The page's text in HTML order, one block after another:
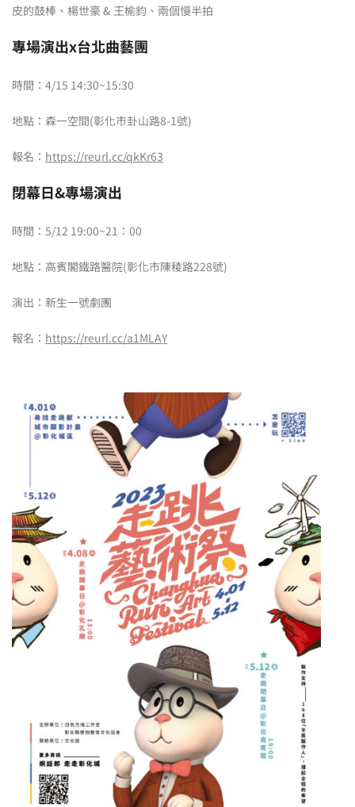
皮的鼓棒、楊世豪 & 王榆鈞、兩個慢半拍
專場演出x台北曲藝團
時間：4/15 14:30~15:30
地點：森一空間(彰化市卦山路8-1號)
報名： https://reurl.cc/qkKr63
閉幕日&專場演出
時間：5/12 19:00~21：00
地點：高賓閣鐵路醫院(彰化市陳稜路228號)
演出：新生一號劇團
報名： https://reurl.cc/a1MLAY